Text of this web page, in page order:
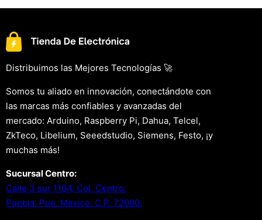
Distribuimos las Mejores Tecnologías 🚀
Somos tu aliado en innovación, conectándote con
las marcas más confiables y avanzadas del
mercado: Arduino, Raspberry Pi, Dahua, Telcel,
ZkTeco, Libelium, Seeedstudio, Siemens, Festo, ¡y
muchas más!
Sucursal Centro:
Calle 3 sur 1104, Col. Centro.
Puebla, Pue. Mexico. C.P. 72000.